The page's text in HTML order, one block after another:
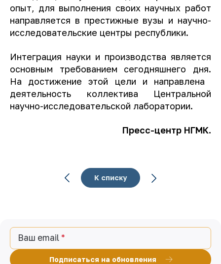
опыт, для выполнения своих научных работ
направляется ​​в престижные вузы и научно-
исследовательские центры республики.
Интеграция науки и производства является
основным требованием сегодняшнего дня.
На достижение этой цели и направлена ​​
деятельность коллектива Центральной
научно-исследовательской лаборатории.
Пресс-центр НГМК.
К списку
Ваш email
Подписаться на обновления